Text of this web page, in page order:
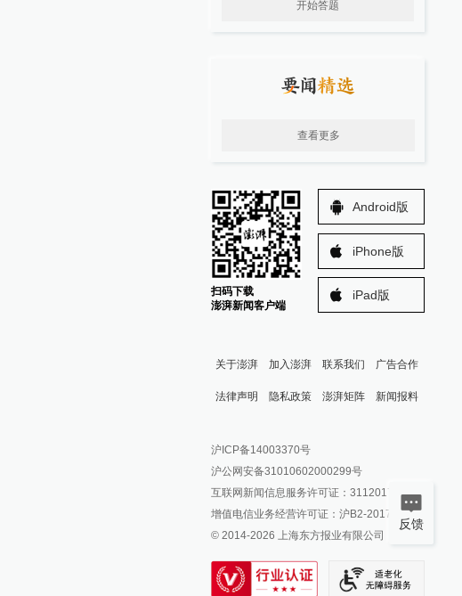
开始答题
查看更多
扫码下载
澎湃新闻客户端
Android版
iPhone版
iPad版
关于澎湃 加入澎湃 联系我们 广告合作
法律声明 隐私政策 澎湃矩阵
澎湃新闻公众号
澎湃新闻抖音号
派生万物开放平台
IP SHANGHAI
SIXTH TONE
新闻报料
报料邮箱: news@thepaper.cn
沪ICP备14003370号
沪公网安备31010602000299号
互联网新闻信息服务许可证：31120170006
增值电信业务经营许可证：沪B2-2017116
© 2014-2026 上海东方报业有限公司
反馈